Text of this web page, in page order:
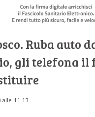
Ruba auto
gli telefona il
alle 11:13